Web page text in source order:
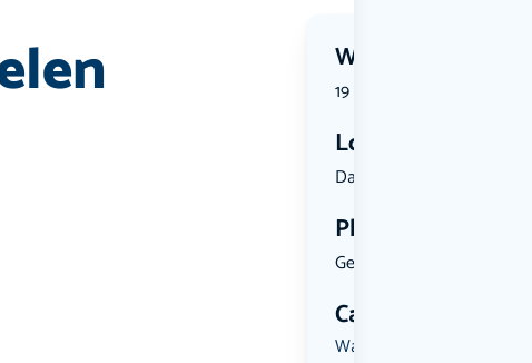
Wanneer?
19 September 2026 | 09:30
Locatie
Dam, 1012 ...
Plekken
Geen limiet
Categorie
Wandelen